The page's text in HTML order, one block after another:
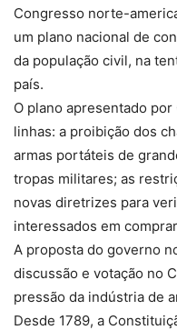
Congresso norte-
um plano nacional de
da população civil, na
país.
O plano apresentado
linhas: a proibição dos
armas portáteis de
tropas militares; as
novas diretrizes para
interessados em
A proposta do governo
discussão e votação no
pressão da indústria de
Desde 1789, a